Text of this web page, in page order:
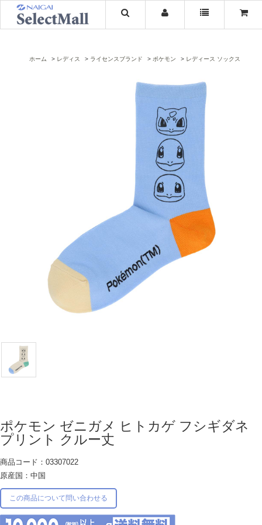
ホーム レディス ライセンスブランド ポケモン レディース ソックス
ポケモン ゼニガメ ヒトカゲ フシギダネ
プリント クルー丈
商品コード：03307022
原産国：中国
この商品について問い合わせる